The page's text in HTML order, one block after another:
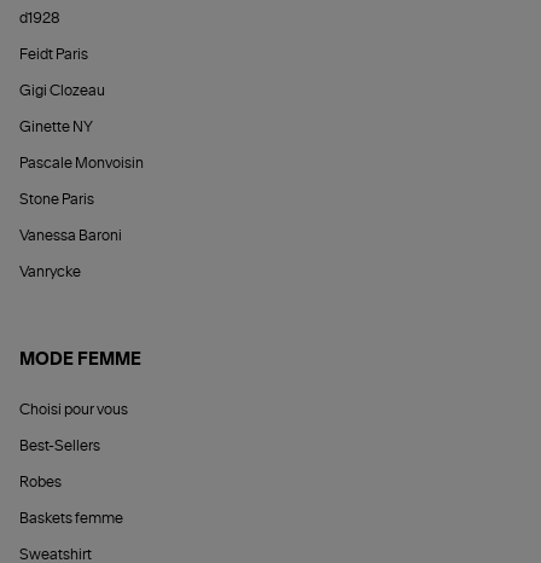
d1928
Feidt Paris
Gigi Clozeau
Ginette NY
Pascale Monvoisin
Stone Paris
Vanessa Baroni
Vanrycke
MODE FEMME
Choisi pour vous
Best-Sellers
Robes
Baskets femme
Sweatshirt